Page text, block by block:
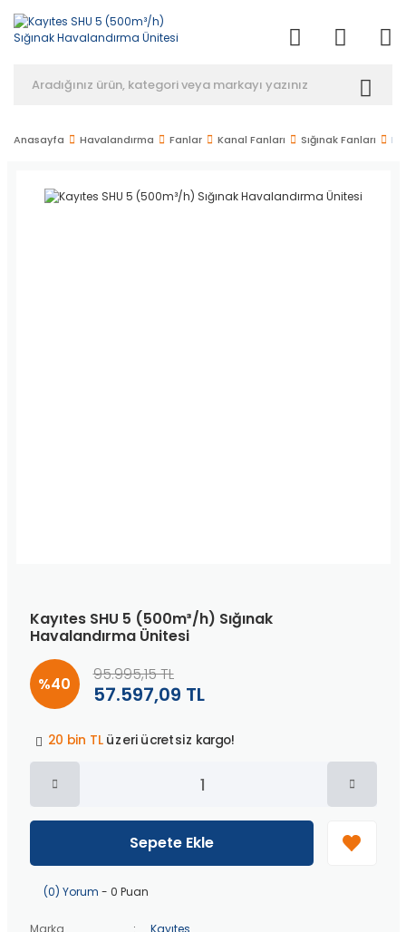
Anasayfa Havalandırma Fanlar Kanal Fanları Sığınak Fanları
Kayıtes SHU 5 (500m³/h) Sığınak
Havalandırma Ünitesi
%40 57.597,09 TL
95.995,15 TL
20 bin TLüzeri ücretsiz kargo!
40 bin TL
Peşin fiyatına
üzeri ücretsiz kargo!
üzeri ücretsiz kargo!
40 bin TLüzeri özel teklif!
Sepete Ekle
(0) Yorum - 0 Puan
Marka
Kayıtes